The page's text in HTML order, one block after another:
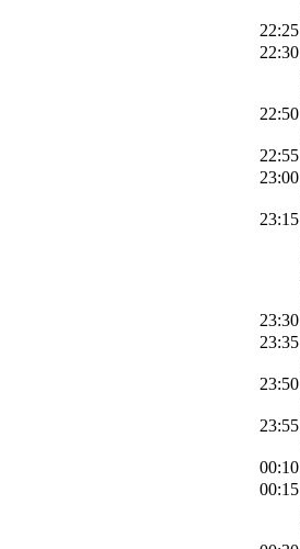
22:25
22:30
22:50
22:55
23:00
23:15
23:30
23:35
23:50
23:55
00:10
00:15